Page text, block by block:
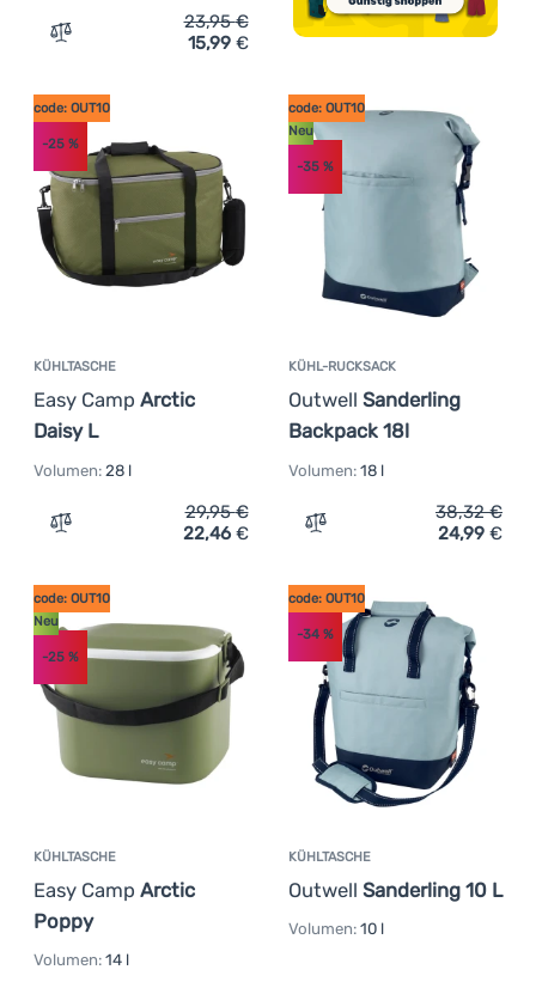
Zum Vergleich 'Kühltasche Outwell Petrel 20 L'
23,95€
15,99 €
KÜHLTASCHE
Easy Camp Arctic
Daisy L
code: OUT10
-25 %
Volumen: 28 l
Zum Vergleich 'Kühltasche Easy Camp Arctic Daisy L'
29,95€
22,46 €
KÜHL-RUCKSACK
Outwell Sanderling
Backpack 18l
code: OUT10
Neu
-35%
Volumen: 18 l
Zum Vergleich 'Kühl-
38,32€
24,99 €
KÜHLTASCHE
Easy Camp Arctic
Poppy
code: OUT10
Neu
-25 %
Volumen: 14 l
KÜHLTASCHE
Outwell Sanderling 10 L
code: OUT10
-34%
Volumen: 10 l